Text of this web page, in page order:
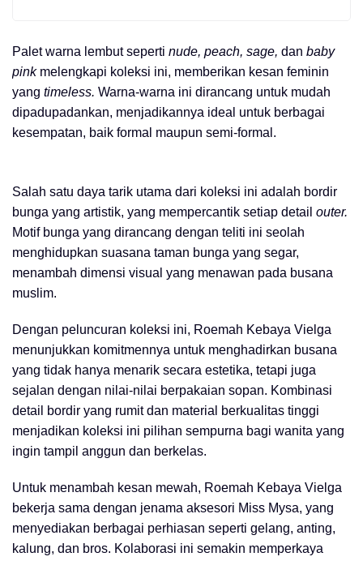
Palet warna lembut seperti nude, peach, sage, dan baby
pinkmelengkapi koleksi ini, memberikan kesan feminin
yang timeless. Warna-warna ini dirancang untuk mudah
dipadupadankan, menjadikannya ideal untuk berbagai
kesempatan, baik formal maupun semi-formal.
Salah satu daya tarik utama dari koleksi ini adalah bordir
bunga yang artistik, yang mempercantik setiap detail outer.
Motif bunga yang dirancang dengan teliti ini seolah
menghidupkan suasana taman bunga yang segar,
menambah dimensi visual yang menawan pada busana
muslim.
Dengan peluncuran koleksi ini, Roemah Kebaya Vielga
menunjukkan komitmennya untuk menghadirkan busana
yang tidak hanya menarik secara estetika, tetapi juga
sejalan dengan nilai-nilai berpakaian sopan. Kombinasi
detail bordir yang rumit dan material berkualitas tinggi
menjadikan koleksi ini pilihan sempurna bagi wanita yang
ingin tampil anggun dan berkelas.
Untuk menambah kesan mewah, Roemah Kebaya Vielga
bekerja sama dengan jenama aksesori Miss Mysa, yang
menyediakan berbagai perhiasan seperti gelang, anting,
kalung, dan bros. Kolaborasi ini semakin memperkaya